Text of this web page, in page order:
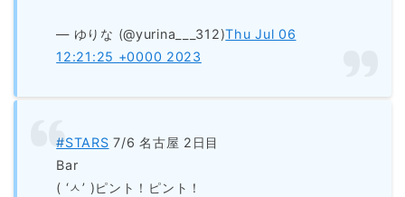
— ゆりな (@yurina___312)Thu Jul 06
12:21:25 +0000 2023
#STARS 7/6 名古屋 2日目
Bar
( ‘ㅅ’ )ピント！ピント！